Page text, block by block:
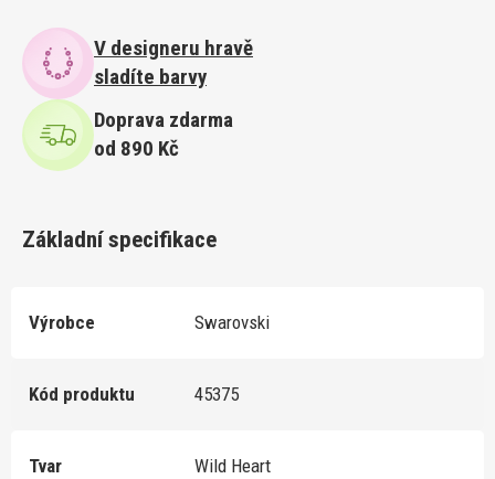
V designeru hravě
sladíte barvy
Doprava zdarma
od 890 Kč
Základní specifikace
Výrobce Swarovski
Kód produktu 45375
Tvar Wild Heart